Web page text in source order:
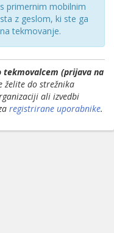
primernim mobilnim
z geslom, ki ste ga
tekmovanje.
tekmovalcem (prijava na
želite do strežnika
ali izvedbi
registrirane uporabnike.